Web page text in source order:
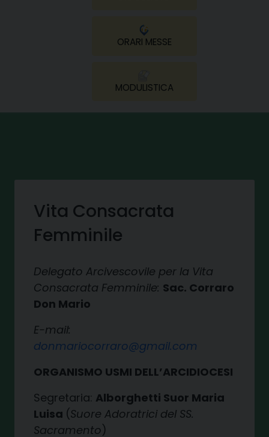
ORARI MESSE
MODULISTICA
Vita Consacrata
Femminile
Delegato Arcivescovile per la Vita
Consacrata Femminile: Sac. Corraro
Don Mario
E-mail:
donmariocorraro@gmail.com
ORGANISMO USMI DELL’ARCIDIOCESI
Segretaria: Alborghetti Suor Maria
Luisa (Suore Adoratrici del SS.
Sacramento)